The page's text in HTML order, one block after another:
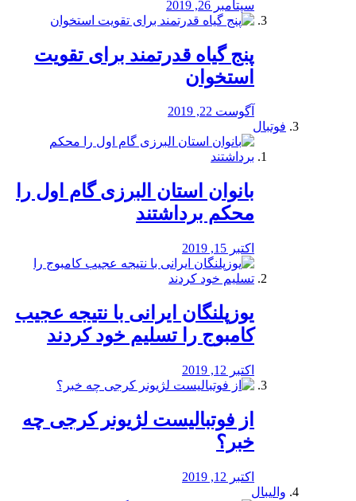
سپتامبر 26, 2019
پنج گیاه قدرتمند برای تقویت
استخوان
آگوست 22, 2019
فوتبال
بانوان استان البرزی گام اول را
محكم برداشتند
اکتبر 15, 2019
یوزپلنگان ایرانی با نتیجه عجیب
کامبوج را تسلیم خود کردند
اکتبر 12, 2019
از فوتبالیست لژیونر کرجی چه
خبر؟
اکتبر 12, 2019
والیبال